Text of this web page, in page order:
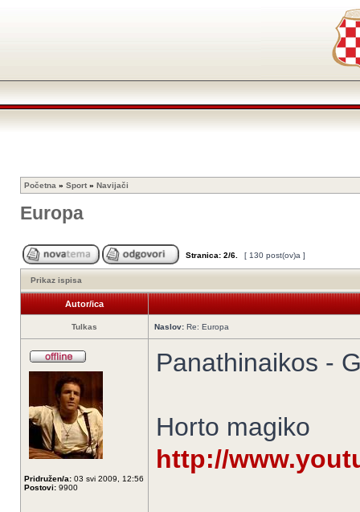
Početna » Sport » Navijači
Europa
Stranica: 2/6 [ 130 post(ov)a ]
Prikaz ispisa
Autor/ica
Tulkas Naslov: Re: Europa
Pridružen/a: 03 svi 2009, 12:56
Postovi: 9900
Panathinaikos -
Horto magiko
http://